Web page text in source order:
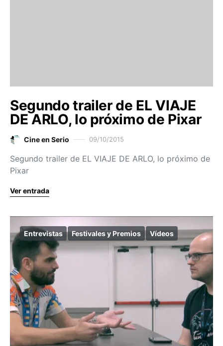
Segundo trailer de EL VIAJE
DE ARLO, lo próximo de Pixar
Cine en Serio 09/10/2015
Segundo trailer de EL VIAJE DE ARLO, lo próximo de
Pixar
Ver entrada
Entrevistas Festivales y Premios Vídeos